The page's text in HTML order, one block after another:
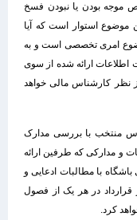
بودن یا نبودن فسخ
موضوع استوار است که آیا
امری تخصصی است و به
ارائه شده از سوی
نظر کارشناس مالی خواهد
منتخب با بررسی مدارک
و مدارکی که طرفین ارائه
با مطالبات ادعایی و
در هر یک از فصول
کرد.